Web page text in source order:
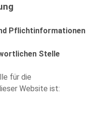
Pflichtinformationen
Stelle
für die
Website ist: